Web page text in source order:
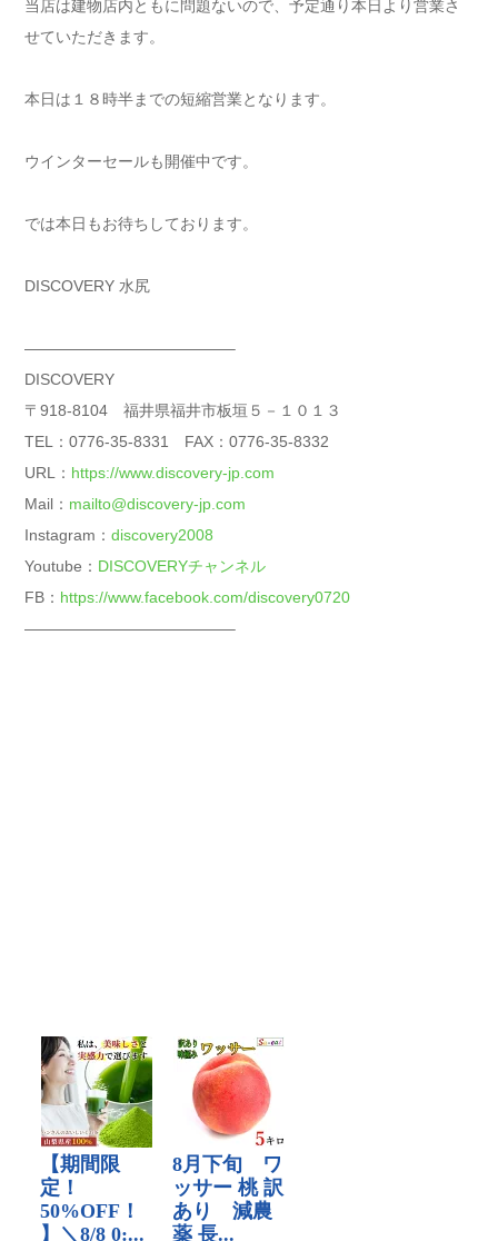
当店は建物店内ともに問題ないので、予定通り本日より営業さ
せていただきます。
本日は１８時半までの短縮営業となります。
ウインターセールも開催中です。
では本日もお待ちしております。
DISCOVERY 水尻
—————————————–
DISCOVERY
〒918-8104 福井県福井市板垣５－１０１３
TEL：0776-35-8331 FAX：0776-35-8332
URL： https://www.discovery-jp.com
Mail： mailto@discovery-jp.com
Instagram： discovery2008
Youtube： DISCOVERYチャンネル
FB： https://www.facebook.com/discovery0720
—————————————–